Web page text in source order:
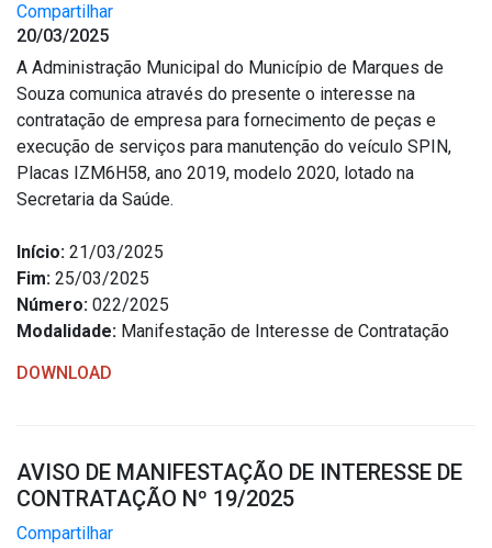
Compartilhar
20/03/2025
A Administração Municipal do Município de Marques de
Souza comunica através do presente o interesse na
contratação de empresa para fornecimento de peças e
execução de serviços para manutenção do veículo SPIN,
Placas IZM6H58, ano 2019, modelo 2020, lotado na
Secretaria da Saúde.
Início: 21/03/2025
Fim: 25/03/2025
Número: 022/2025
Modalidade: Manifestação de Interesse de Contratação
DOWNLOAD
AVISO DE MANIFESTAÇÃO DE INTERESSE DE
CONTRATAÇÃO Nº 19/2025
Compartilhar